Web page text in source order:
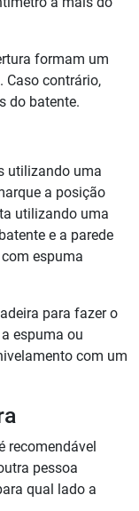
formam um
Caso contrário,
do batente.
utilizando uma
a posição
utilizando uma
e a parede
espuma
para fazer o
espuma ou
com um
recomendável
pessoa
qual lado a